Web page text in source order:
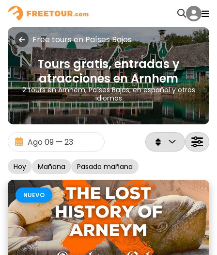
Free tours en Países Bajos
Tours gratis, entradas y
atracciones en Arnhem
2 tours en Arnhem, Países Bajos, en español y otros
idiomas
Hoy Mañana Pasado mañana
NUEVO